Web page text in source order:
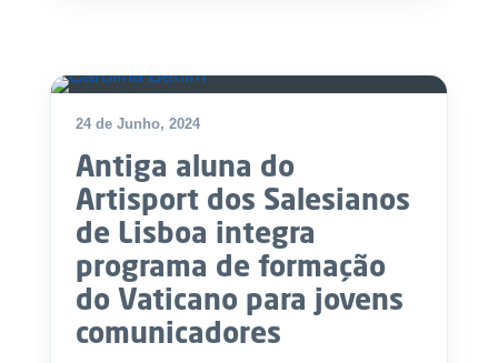
24 de Junho, 2024
Antiga aluna do
Artisport dos Salesianos
de Lisboa integra
programa de formação
do Vaticano para jovens
comunicadores
p
A
g
e
n
d
a
C
o
n
c
s